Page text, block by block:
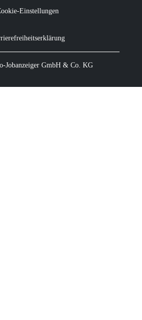
Einstellungen
Jobanzeiger GmbH & Co. KG